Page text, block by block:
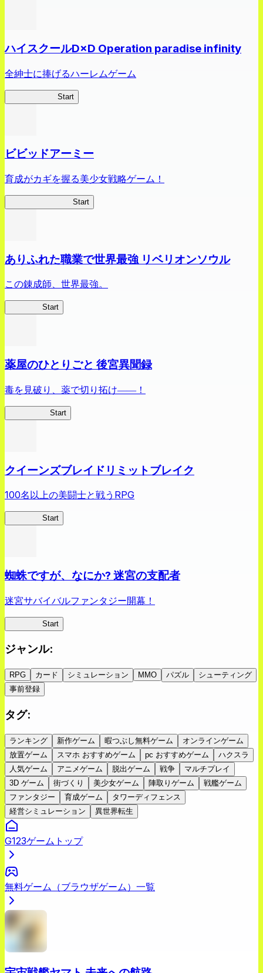
ハイスクールD×D Operation paradise infinity
全紳士に捧げるハーレムゲーム
Start
ビビッドアーミー
育成がカギを握る美少女戦略ゲーム！
Start
ありふれた職業で世界最強 リベリオンソウル
この錬成師、世界最強。
Start
薬屋のひとりごと 後宮異聞録
毒を見破り、薬で切り拓け――！
Start
クイーンズブレイドリミットブレイク
100名以上の美闘士と戦うRPG
Start
蜘蛛ですが、なにか? 迷宮の支配者
迷宮サバイバルファンタジー開幕！
Start
ジャンル:
RPG カード シミュレーション MMO パズル
シューティング
事前登録
タグ:
ランキング 新作ゲーム 暇つぶし無料ゲーム
オンラインゲーム
放置ゲーム
スマホ おすすめゲーム pc おすすめゲーム
ハクスラ
人気ゲーム
アニメゲーム 脱出ゲーム 戦争
マルチプレイ
3D ゲーム
街づくり 美少女ゲーム 陣取りゲーム
戦艦ゲーム
ファンタジー
育成ゲーム
タワーディフェンス
経営シミュレーション
異世界転生
G123ゲームトップ
無料ゲーム（ブラウザゲーム）一覧